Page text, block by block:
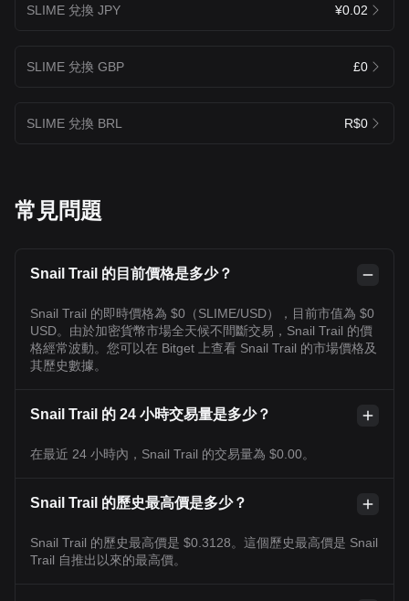
SLIME 兌換 JPY ¥0.02
SLIME 兌換 GBP £0
SLIME 兌換 BRL R$0
常見問題
Snail Trail 的目前價格是多少？
Snail Trail 的即時價格為 $0（SLIME/USD），目前市值為 $0
USD。由於加密貨幣市場全天候不間斷交易，Snail Trail 的價
格經常波動。您可以在 Bitget 上查看 Snail Trail 的市場價格及
其歷史數據。
Snail Trail 的 24 小時交易量是多少？
在最近 24 小時內，Snail Trail 的交易量為 $0.00。
Snail Trail 的歷史最高價是多少？
Snail Trail 的歷史最高價是 $0.3128。這個歷史最高價是 Snail
Trail 自推出以來的最高價。